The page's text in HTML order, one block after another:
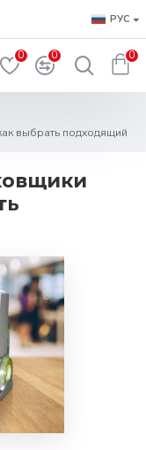
РУС
0 0 0
выбрать подходящий